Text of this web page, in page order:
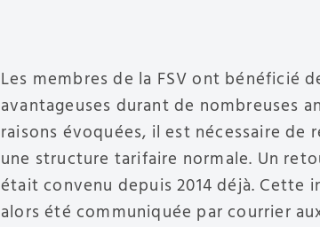
Les membres de la FSV ont bénéficié
avantageuses durant de nombreuses
raisons évoquées, il est nécessaire de
une structure tarifaire normale. Un
était convenu depuis 2014 déjà. Cette
alors été communiquée par courrier